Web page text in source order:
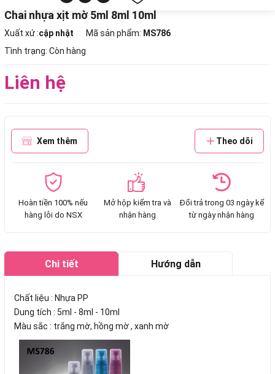
Chai nhựa xịt mờ 5ml 8ml 10ml
Xuất xứ :cập nhật Mã sản phẩm: MS786
Tình trạng: Còn hàng
Liên hệ
Xem thêm Theo dõi
Hoàn tiền 100% nếu
hàng lỗi do NSX
Mở hộp kiểm tra và
nhận hàng
Đổi trả trong 03 ngày kể
từ ngày nhận hàng
Chi tiết Hướng dẫn
Chất liệu : Nhựa PP
Dung tích : 5ml - 8ml - 10ml
Màu sắc : trắng mờ, hồng mờ , xanh mờ